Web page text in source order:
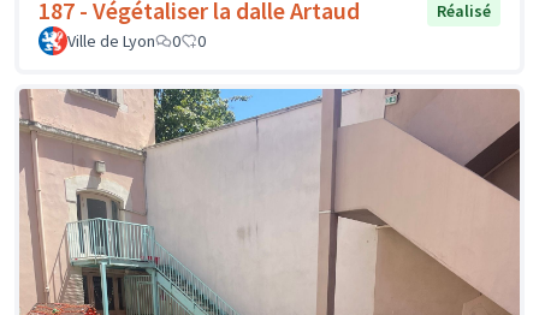
187 - Végétaliser la dalle Artaud
Réalisé
Ville de Lyon
0 0